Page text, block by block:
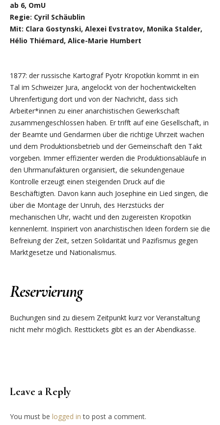
ab 6, OmU
Regie: Cyril Schäublin
Mit: Clara Gostynski, Alexei Evstratov, Monika Stalder,
Hélio Thiémard, Alice-Marie Humbert
1877: der russische Kartograf Pyotr Kropotkin kommt in ein
Tal im Schweizer Jura, angelockt von der hochentwickelten
Uhrenfertigung dort und von der Nachricht, dass sich
Arbeiter*innen zu einer anarchistischen Gewerkschaft
zusammengeschlossen haben. Er trifft auf eine Gesellschaft, in
der Beamte und Gendarmen über die richtige Uhrzeit wachen
und dem Produktionsbetrieb und der Gemeinschaft den Takt
vorgeben. Immer effizienter werden die Produktionsabläufe in
den Uhrmanufakturen organisiert, die sekundengenaue
Kontrolle erzeugt einen steigenden Druck auf die
Beschäftigten. Davon kann auch Josephine ein Lied singen, die
über die Montage der Unruh, des Herzstücks der
mechanischen Uhr, wacht und den zugereisten Kropotkin
kennenlernt. Inspiriert von anarchistischen Ideen fordern sie die
Befreiung der Zeit, setzen Solidarität und Pazifismus gegen
Marktgesetze und Nationalismus.
Reservierung
Buchungen sind zu diesem Zeitpunkt kurz vor Veranstaltung
nicht mehr möglich. Resttickets gibt es an der Abendkasse.
Leave a Reply
You must be logged in to post a comment.